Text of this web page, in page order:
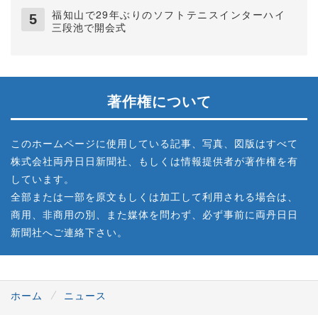
福知山で29年ぶりのソフトテニスインターハイ
三段池で開会式
著作権について
このホームページに使用している記事、写真、図版はすべて
株式会社両丹日日新聞社、もしくは情報提供者が著作権を有
しています。
全部または一部を原文もしくは加工して利用される場合は、
商用、非商用の別、また媒体を問わず、必ず事前に両丹日日
新聞社へご連絡下さい。
ホーム
ニュース